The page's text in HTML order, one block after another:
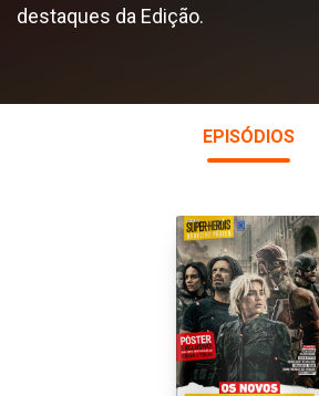
destaques da Edição.
EPISÓDIOS